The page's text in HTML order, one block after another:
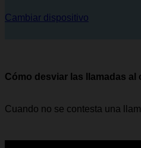
Cambiar dispositivo
Cómo desviar las llamadas al
Cuando no se contesta una